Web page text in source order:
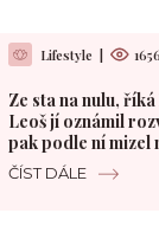
Lifestyle
Ze sta na nulu,
Leoš jí oznámil
pak podle ní mizel
ČÍST DÁLE